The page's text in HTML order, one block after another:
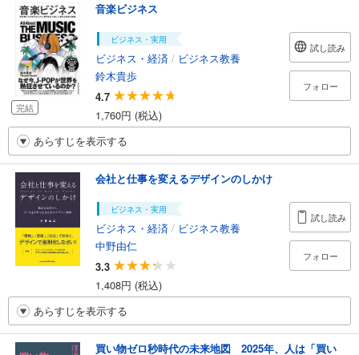
完結
音楽ビジネス
ビジネス・実用
ビジネス・経済 / ビジネス教養
鈴木貴歩
4.7
1,760円 (税込)
試し読み
フォロー
あらすじを表示する
会社と仕事を変えるデザインのしかけ
ビジネス・実用
ビジネス・経済 / ビジネス教養
中野由仁
3.3
1,408円 (税込)
試し読み
フォロー
あらすじを表示する
買い物ゼロ秒時代の未来地図 2025年、人は「買い